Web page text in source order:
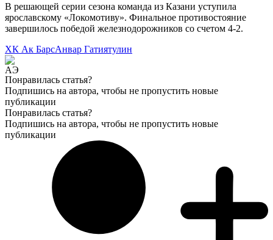
В решающей серии сезона команда из Казани уступила
ярославскому «Локомотиву». Финальное противостояние
завершилось победой железнодорожников со счетом 4-2.
ХК Ак БарсАнвар Гатиятулин
Понравилась статья?
Подпишись на автора, чтобы не пропустить новые
публикации
Понравилась статья?
Подпишись на автора, чтобы не пропустить новые
публикации